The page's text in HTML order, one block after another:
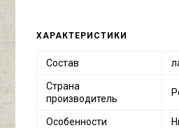
ХАРАКТЕРИСТИКИ
Состав
Страна
производитель
Особенности